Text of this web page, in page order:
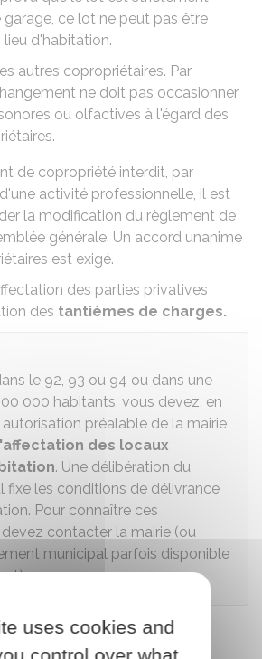
ce lot ne peut pas être
d'habitation.
autres copropriétaires. Par
ne doit pas occasionner
ou olfactives à l'égard des
de copropriété interdit, par
activité professionnelle, il est
la modification du règlement de
générale. Un accord unanime
est exigé.
des parties privatives
des tantièmes de charges.
le 92, 93 ou 94 ou dans une
000 habitants, vous devez, en
préalable de la mairie
des locaux
. Une délibération du
fixe les conditions de délivrance
Pour connaître ces
contacter la mairie (ou
municipal parfois disponible
uses cookies and
control over what